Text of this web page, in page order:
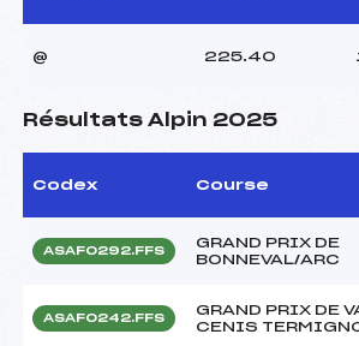
@ 225.40
Résultats Alpin 2025
Codex Course
ASAF0292.FFS
GRAND PRIX DE
BONNEVAL/ARC
ASAF0242.FFS
GRAND PRIX DE
CENIS